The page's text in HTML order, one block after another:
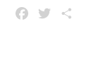
FacebookTwitter